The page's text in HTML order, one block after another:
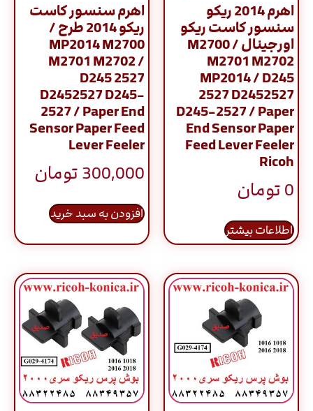
اهرم 2014 ریکو
سنسور کاست ریکو
اورجینال / M2700
M2701 M2702
MP2014 / D245
2527 D2452527
D245-2527 / Paper
End Sensor Paper
Feed Lever Feeler
Ricoh
0تومان
اطلاعات بیشتر
اهرم سنسور کاست
ریکو 2014 طرح /
MP2014 M2700
M2701 M2702 /
D245 2527
D2452527 D245-
2527 / Paper End
Sensor Paper Feed
Lever Feeler
300,000تومان
افزودن به سبد خرید